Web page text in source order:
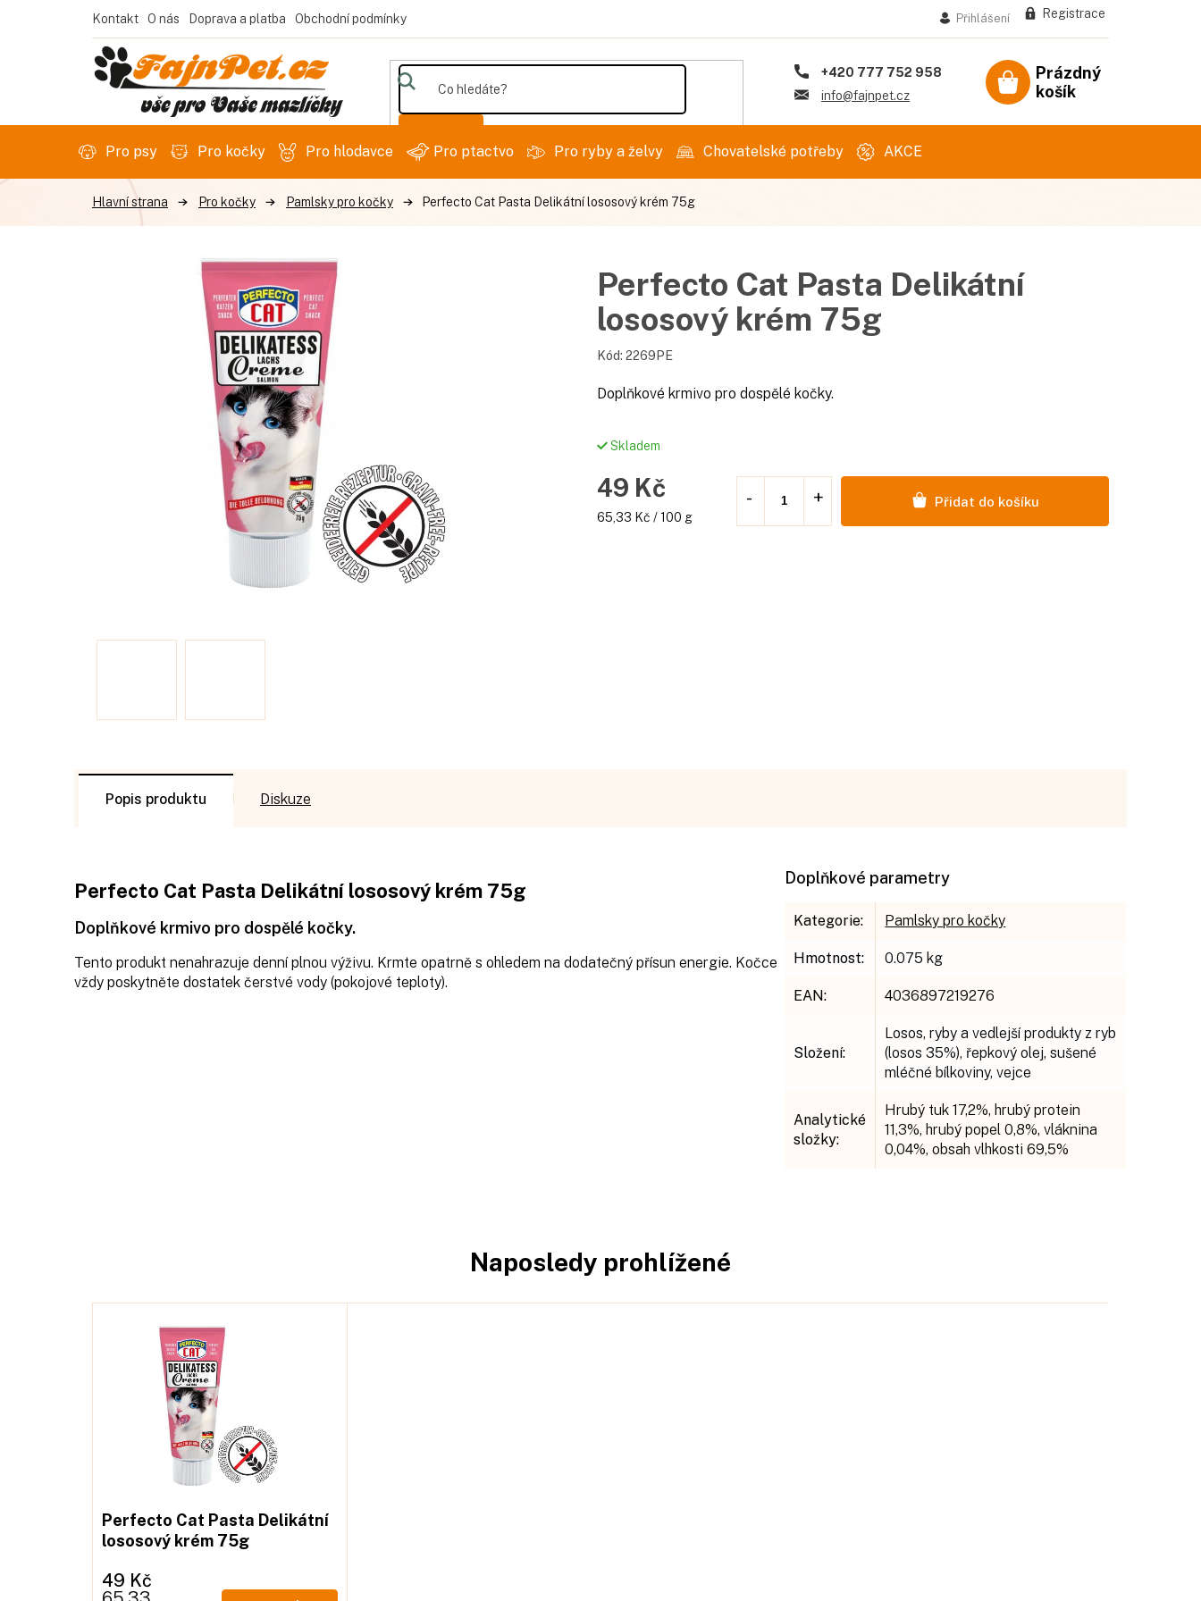
Kontakt O nás Doprava a platba Obchodní podmínky Přihlášení Registrace
+420 777 752 958
info@fajnpet.cz
Prázdný
košík
Pro psy Pro kočky Pro hlodavce Pro ptactvo Pro ryby a želvy Chovatelské potřeby AKCE
Pro kočky Pamlsky pro kočky Perfecto Cat Pasta Delikátní lososový krém 75g
Skladem
49 Kč
Měrná
65,33 Kč / 100 g
Přidat do košíku
Doplňkové krmivo pro dospělé kočky.
Perfecto Cat Pasta Delikátní
lososový krém 75g
Kód: 2269PE
Popis Diskuze
Perfecto Cat Pasta Delikátní lososový krém 75g
Doplňkové krmivo pro dospělé kočky.
Tento produkt nenahrazuje denní plnou výživu. Krmte opatrně s ohledem na dodatečný přísun energie. Kočce
vždy poskytněte dostatek čerstvé vody (pokojové teploty).
Doplňkové parametry
Kategorie: Pamlsky pro kočky
Hmotnost: 0.075 kg
EAN: 4036897219276
Složení:
Losos, ryby a vedlejší produkty z ryb
(losos 35%), řepkový olej, sušené
mléčné bílkoviny, vejce
Analytické
složky:
Hrubý tuk 17,2%, hrubý protein
11,3%, hrubý popel 0,8%, vláknina
0,04%, obsah vlhkosti 69,5%
Naposledy prohlížené
Perfecto Cat Pasta Delikátní
lososový krém 75g
49 Kč